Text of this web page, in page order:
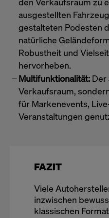
ausgestellten
gestalteten Podesten
natürliche
Robustheit und
hervorheben.
Multifunktionalität: Der
Verkaufsraum,
für Markenevents,
Veranstaltungen
FAZIT
Viele
inzwischen
klassischen